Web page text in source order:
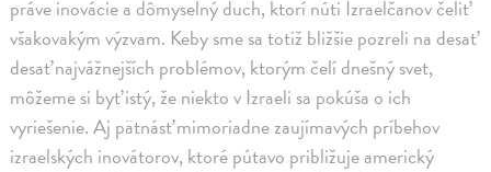
práve inovácie a dômyselný duch, ktorí núti Izraelčanov čeliť
všakovakým výzvam. Keby sme sa totiž bližšie pozreli na desať
desať najvážnejších problémov, ktorým čelí dnešný svet,
môžeme si byť istý, že niekto v Izraeli sa pokúša o ich
vyriešenie. Aj pätnásť mimoriadne zaujímavých príbehov
izraelských inovátorov, ktoré pútavo približuje americký